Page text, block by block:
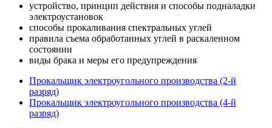
устройство, принцип действия и способы подналадки
электроустановок
способы прокаливания спектральных углей
правила съема обработанных углей в раскаленном
состоянии
виды брака и меры его предупреждения
Прокальщик электроугольного производства (2-й
разряд)
Прокальщик электроугольного производства (4-й
разряд)